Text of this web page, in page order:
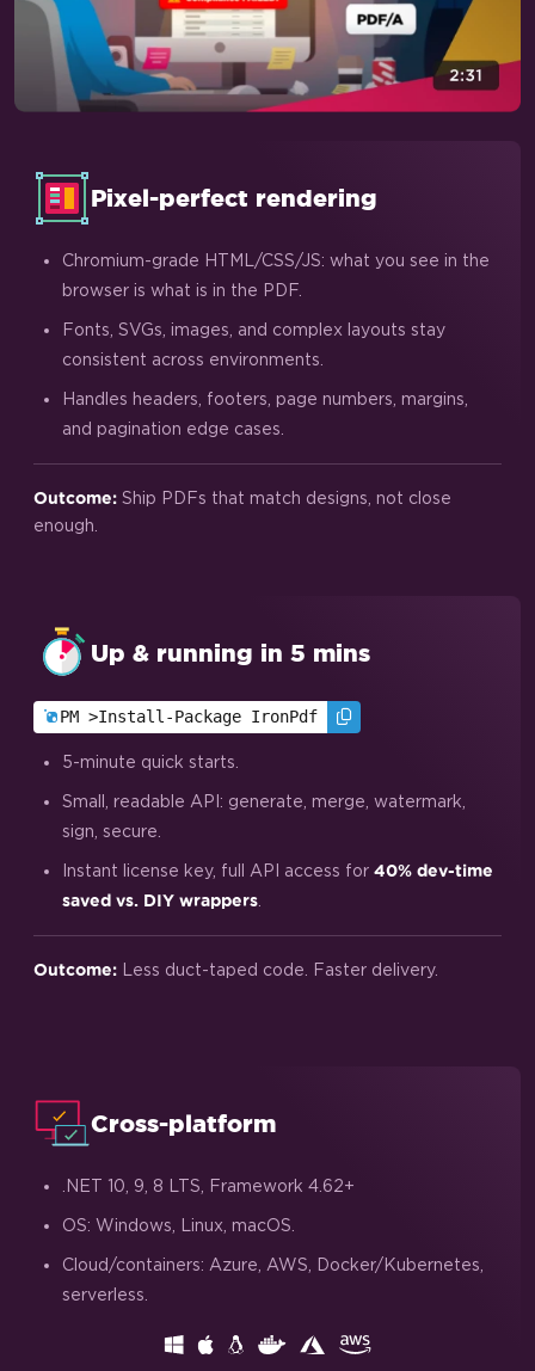
Pixel-perfect rendering
Chromium-grade HTML/CSS/JS: what you see in the
browser is what is in the PDF.
Fonts, SVGs, images, and complex layouts stay
consistent across environments.
Handles headers, footers, page numbers, margins,
and pagination edge cases.
Outcome: Ship PDFs that match designs, not close
enough.
Up & running in 5 mins
PM >Install-Package IronPdf
5-minute quick starts.
Small, readable API: generate, merge, watermark,
sign, secure.
Instant license key, full API access for 40% dev-time
saved vs. DIY wrappers
Outcome: Less duct-taped code. Faster delivery.
Cross-platform
.NET 10, 9, 8 LTS, Framework 4.62+
OS: Windows, Linux, macOS.
Cloud/containers: Azure, AWS, Docker/Kubernetes,
serverless.